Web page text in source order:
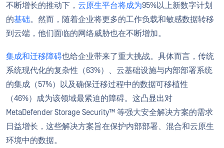
不断增长的推动下， 云原生平台将成为95%以上新数字计划
的基础。然而，随着企业将更多的工作负载和敏感数据转移
到云端，他们面临的网络威胁也在不断增加。
集成和迁移障碍也给企业带来了重大挑战。具体而言，传统
系统现代化的复杂性（63%）、云基础设施与内部部署系统
的集成（57%）以及确保迁移过程中的数据可移植性
（46%）成为该领域最紧迫的障碍。这凸显出对
MetaDefender Storage Security™ 等强大安全解决方案的需求
日益增长，这些解决方案旨在保护内部部署、混合和云原生
环境中的数据。